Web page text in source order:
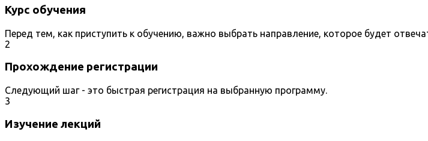
Курс обучения
Перед тем, как приступить к обучению, важно выбрать направление, которое будет
2
Прохождение регистрации
Следующий шаг - это быстрая регистрация на выбранную программу.
3
Изучение лекций